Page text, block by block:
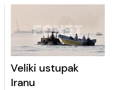
Veliki ustupak
Iranu